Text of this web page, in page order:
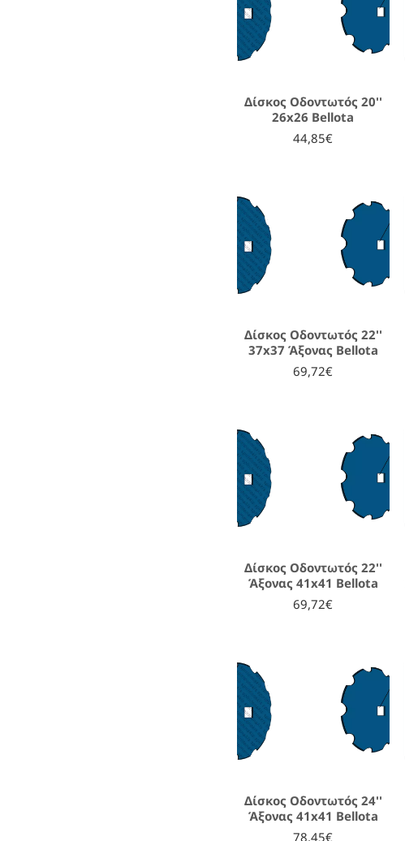
Δίσκος Οδοντωτός 20''
26x26 Bellota
44,85€
Δίσκος Οδοντωτός 22''
37x37 Άξονας Bellota
69,72€
Δίσκος Οδοντωτός 22''
Άξονας 41x41 Bellota
69,72€
Δίσκος Οδοντωτός 24''
Άξονας 41x41 Bellota
78,45€